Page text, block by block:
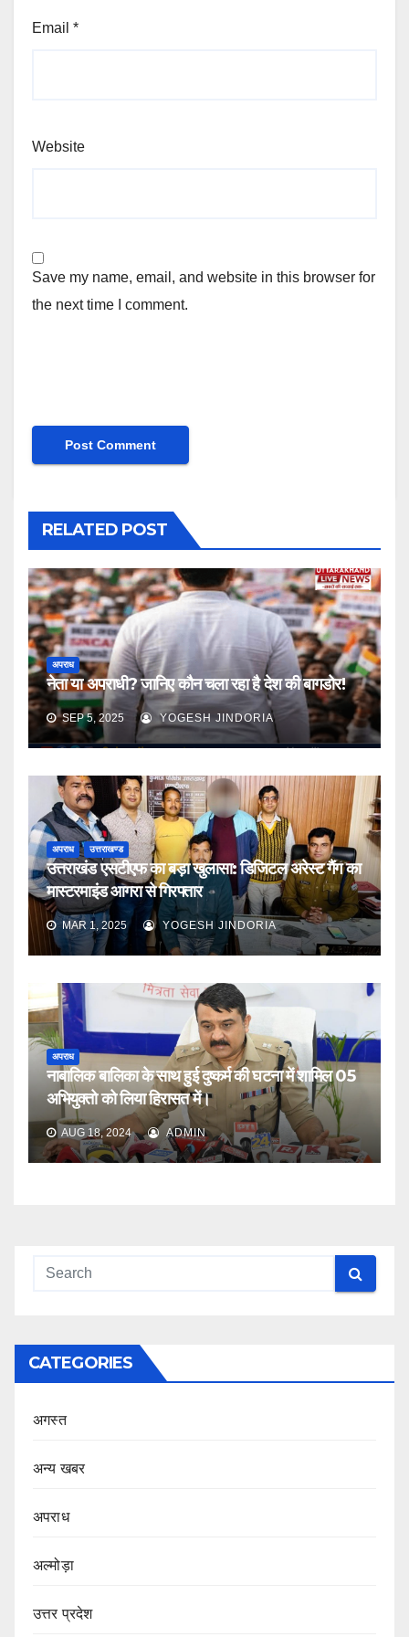
Email *
Website
Save my name, email, and website in this browser for
the next time I comment.
RELATED POST
अपराध
नेता या अपराधी? जानिए कौन चला रहा है देश की बागडोर!
SEP 5, 2025 YOGESH JINDORIA
अपराध उत्तराखण्ड
उत्तराखंड एसटीएफ का बड़ा खुलासा: डिजिटल अरेस्ट गैंग का
मास्टरमाइंड आगरा से गिरफ्तार
MAR 1, 2025 YOGESH JINDORIA
अपराध
नाबालिक बालिका के साथ हुई दुष्कर्म की घटना में शामिल 05
अभियुक्तो को लिया हिरासत में।
AUG 18, 2024 ADMIN
CATEGORIES
अगस्त
अन्य खबर
अपराध
अल्मोड़ा
उत्तर प्रदेश